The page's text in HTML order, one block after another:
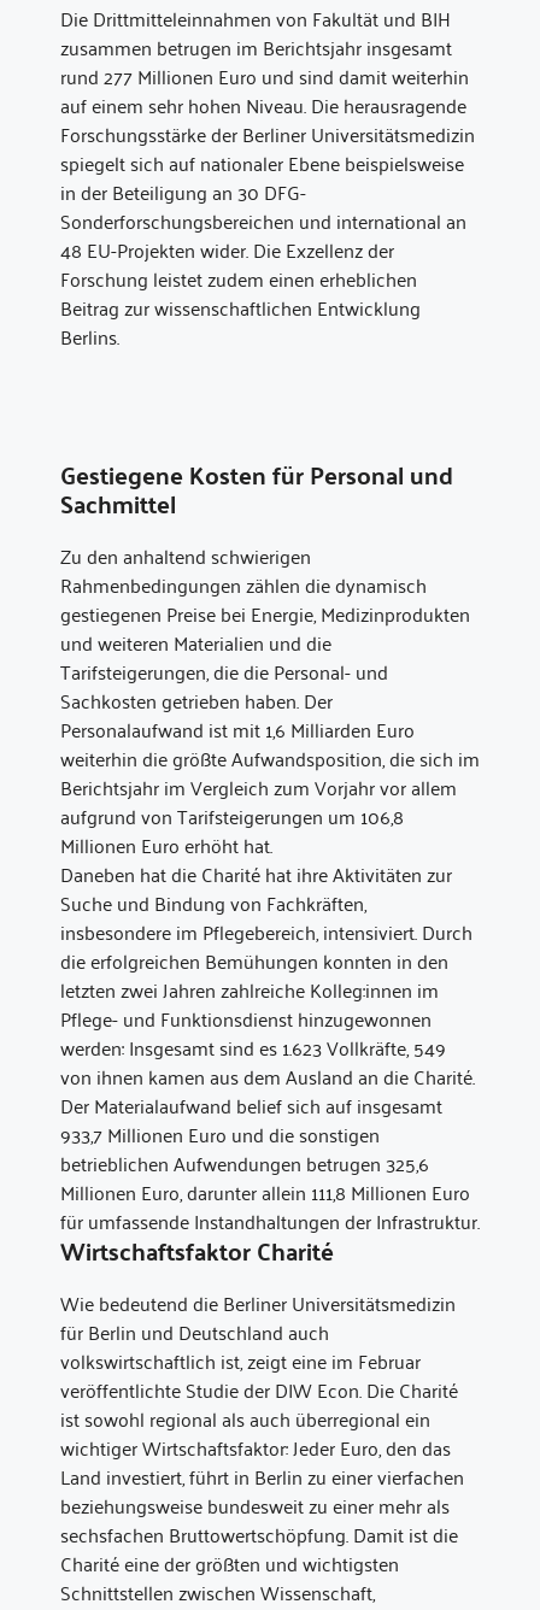
Die Drittmitteleinnahmen von Fakultät und BIH
zusammen betrugen im Berichtsjahr insgesamt
rund 277 Millionen Euro und sind damit weiterhin
auf einem sehr hohen Niveau. Die herausragende
Forschungsstärke der Berliner Universitätsmedizin
spiegelt sich auf nationaler Ebene beispielsweise
in der Beteiligung an 30 DFG-
Sonderforschungsbereichen und international an
48 EU-Projekten wider. Die Exzellenz der
Forschung leistet zudem einen erheblichen
Beitrag zur wissenschaftlichen Entwicklung
Berlins.
Gestiegene Kosten für Personal und
Sachmittel
Zu den anhaltend schwierigen
Rahmenbedingungen zählen die dynamisch
gestiegenen Preise bei Energie, Medizinprodukten
und weiteren Materialien und die
Tarifsteigerungen, die die Personal- und
Sachkosten getrieben haben. Der
Personalaufwand ist mit 1,6 Milliarden Euro
weiterhin die größte Aufwandsposition, die sich im
Berichtsjahr im Vergleich zum Vorjahr vor allem
aufgrund von Tarifsteigerungen um 106,8
Millionen Euro erhöht hat.
Daneben hat die Charité hat ihre Aktivitäten zur
Suche und Bindung von Fachkräften,
insbesondere im Pflegebereich, intensiviert. Durch
die erfolgreichen Bemühungen konnten in den
letzten zwei Jahren zahlreiche Kolleg:innen im
Pflege- und Funktionsdienst hinzugewonnen
werden: Insgesamt sind es 1.623 Vollkräfte, 549
von ihnen kamen aus dem Ausland an die Charité.
Der Materialaufwand belief sich auf insgesamt
933,7 Millionen Euro und die sonstigen
betrieblichen Aufwendungen betrugen 325,6
Millionen Euro, darunter allein 111,8 Millionen Euro
für umfassende Instandhaltungen der Infrastruktur.
Wirtschaftsfaktor Charité
Wie bedeutend die Berliner Universitätsmedizin
für Berlin und Deutschland auch
volkswirtschaftlich ist, zeigt eine im Februar
veröffentlichte Studie der DIW Econ. Die Charité
ist sowohl regional als auch überregional ein
wichtiger Wirtschaftsfaktor: Jeder Euro, den das
Land investiert, führt in Berlin zu einer vierfachen
beziehungsweise bundesweit zu einer mehr als
sechsfachen Bruttowertschöpfung. Damit ist die
Charité eine der größten und wichtigsten
Schnittstellen zwischen Wissenschaft,